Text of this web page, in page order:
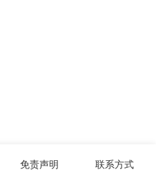
免责声明 联系方式